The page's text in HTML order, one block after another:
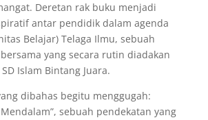
Deretan rak buku menjadi
antar pendidik dalam agenda
Belajar) Telaga Ilmu, sebuah
yang secara rutin diadakan
Islam Bintang Juara.
dibahas begitu menggugah:
sebuah pendekatan yang